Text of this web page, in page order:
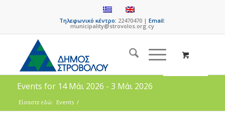
Τηλεφωνικό κέντρο: 22470470 |Email:
municipality@strovolos.org.cy
Events for 14 Μάι 2026 - 3 Μάι 2026
Είσαστε εδώ: Events /